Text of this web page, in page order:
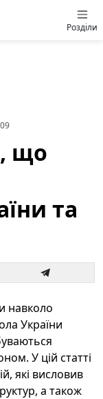
Розділи
що
та
навколо
України
У цій статті
які висловив
а також